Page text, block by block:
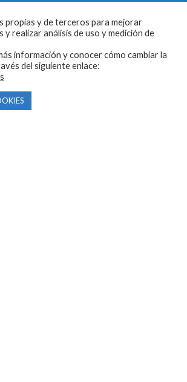
propias y de terceros para mejorar
realizar análisis de uso y medición de
información y conocer cómo cambiar la
del siguiente enlace: